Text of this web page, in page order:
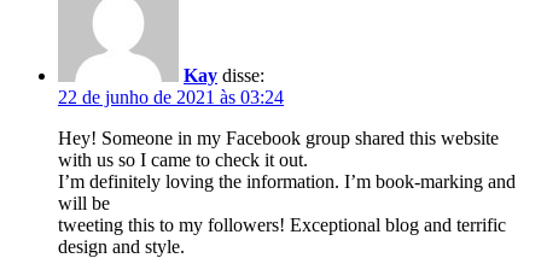
Kay disse:
22 de junho de 2021 às 03:24
Hey! Someone in my Facebook group shared this website
with us so I came to check it out.
I’m definitely loving the information. I’m book-marking and
will be
tweeting this to my followers! Exceptional blog and terrific
design and style.